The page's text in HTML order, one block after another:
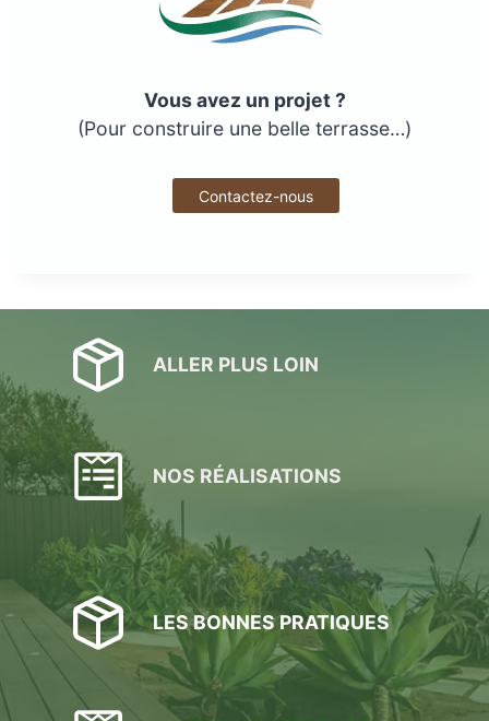
Vous avez un projet ?
(Pour construire une belle terrasse…)
Contactez-nous
ALLER PLUS LOIN
NOS RÉALISATIONS
LES BONNES PRATIQUES